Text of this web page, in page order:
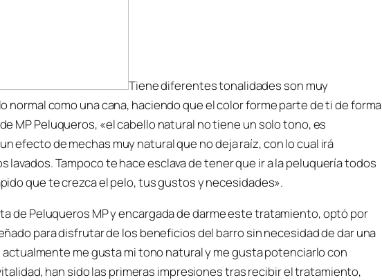
Tiene diferentes tonalidades son muy
normal como una cana, haciendo que el color forme parte de ti de forma
MP Peluqueros, «el cabello natural no tiene un solo tono, es
efecto de mechas muy natural que no deja raíz, con lo cual irá
lavados. Tampoco te hace esclava de tener que ir a la peluquería todos
que te crezca el pelo, tus gustos y necesidades».
de Peluqueros MP y encargada de darme este tratamiento, optó por
para disfrutar de los beneficios del barro sin necesidad de dar una
me gusta mi tono natural y me gusta potenciarlo con
han sido las primeras impresiones tras recibir el tratamiento,